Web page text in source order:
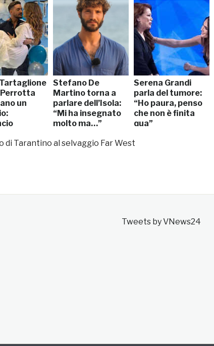
Perrotta
un
Stefano De
Martino torna a
parlare dell’Isola:
“Mi ha insegnato
molto ma…”
Serena Grandi
parla del tumore:
“Ho paura, penso
che non è finita
qua”
Tarantino al selvaggio Far West
Tweets by VNews24